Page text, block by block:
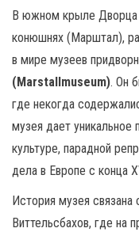
В южном крыле Дворца
конюшнях (Марштал),
в мире музеев
(Marstallmuseum). Он
где некогда
музея дает уникальное
культуре, парадной
дела в Европе с конца
История музея
Виттельсбахов, где на